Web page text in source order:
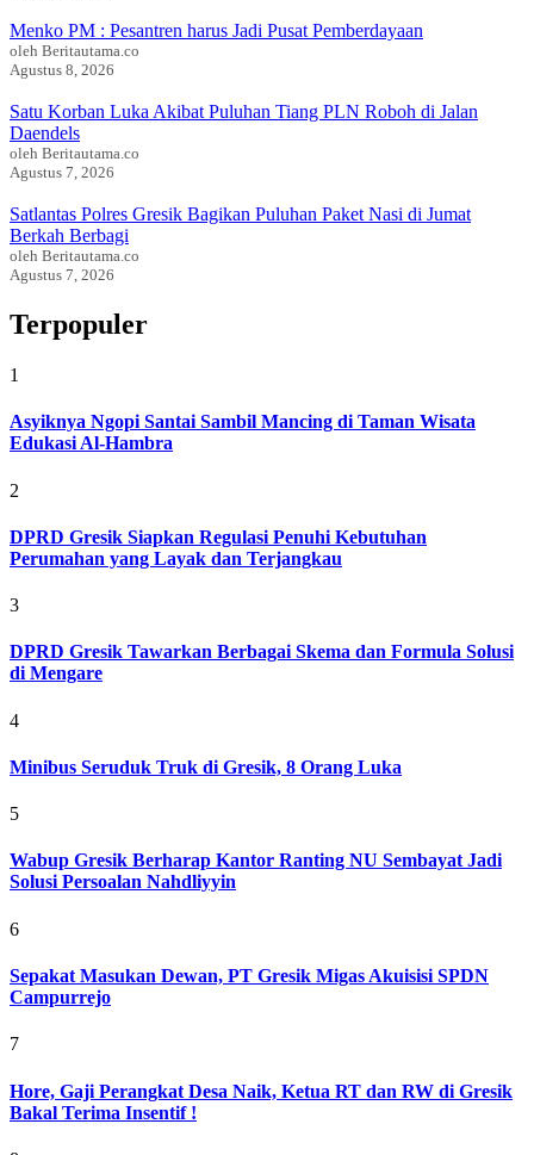
Menko PM : Pesantren harus Jadi Pusat Pemberdayaan
oleh Beritautama.co
Agustus 8, 2026
Satu Korban Luka Akibat Puluhan Tiang PLN Roboh di Jalan
Daendels
oleh Beritautama.co
Agustus 7, 2026
Satlantas Polres Gresik Bagikan Puluhan Paket Nasi di Jumat
Berkah Berbagi
oleh Beritautama.co
Agustus 7, 2026
Terpopuler
1
Asyiknya Ngopi Santai Sambil Mancing di Taman Wisata
Edukasi Al-Hambra
2
DPRD Gresik Siapkan Regulasi Penuhi Kebutuhan
Perumahan yang Layak dan Terjangkau
3
DPRD Gresik Tawarkan Berbagai Skema dan Formula Solusi
di Mengare
4
Minibus Seruduk Truk di Gresik, 8 Orang Luka
5
Wabup Gresik Berharap Kantor Ranting NU Sembayat Jadi
Solusi Persoalan Nahdliyyin
6
Sepakat Masukan Dewan, PT Gresik Migas Akuisisi SPDN
Campurrejo
7
Hore, Gaji Perangkat Desa Naik, Ketua RT dan RW di Gresik
Bakal Terima Insentif !